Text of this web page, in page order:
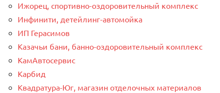
Ижорец, спортивно-оздоровительный комплекс
Инфинити, детейлинг-автомойка
ИП Герасимов
Казачьи бани, банно-оздоровительный комплекс
КамАвтосервис
Карбид
Квадратура-Юг, магазин отделочных материалов